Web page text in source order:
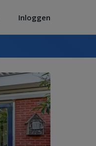
Inloggen